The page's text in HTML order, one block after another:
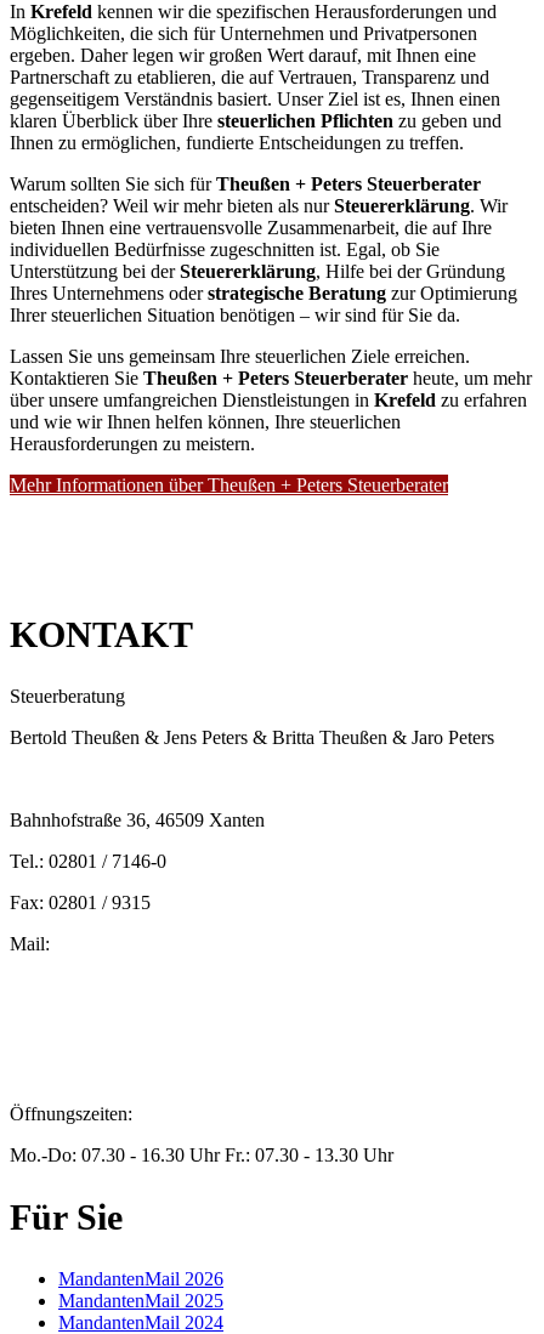
In Krefeld kennen wir die spezifischen Herausforderungen und
Möglichkeiten, die sich für Unternehmen und Privatpersonen
ergeben. Daher legen wir großen Wert darauf, mit Ihnen eine
Partnerschaft zu etablieren, die auf Vertrauen, Transparenz und
gegenseitigem Verständnis basiert. Unser Ziel ist es, Ihnen einen
klaren Überblick über Ihre steuerlichen Pflichten zu geben und
Ihnen zu ermöglichen, fundierte Entscheidungen zu treffen.
Warum sollten Sie sich fürTheußen + Peters Steuerberater
entscheiden? Weil wir mehr bieten als nurSteuererklärung. Wir
bieten Ihnen eine vertrauensvolle Zusammenarbeit, die auf Ihre
individuellen Bedürfnisse zugeschnitten ist. Egal, ob Sie
Unterstützung bei derSteuererklärung, Hilfe bei der Gründung
Ihres Unternehmens oderstrategische Beratung zur Optimierung
Ihrer steuerlichen Situation benötigen – wir sind für Sie da.
Lassen Sie uns gemeinsam Ihre steuerlichen Ziele erreichen.
Kontaktieren Sie Theußen + Peters Steuerberater heute, um mehr
über unsere umfangreichen Dienstleistungen in Krefeld zu erfahren
und wie wir Ihnen helfen können, Ihre steuerlichen
Herausforderungen zu meistern.
Mehr Informationen über Theußen + Peters Steuerberater
KONTAKT
Steuerberatung
Bertold Theußen & Jens Peters & Britta Theußen & Jaro Peters
Bahnhofstraße 36, 46509 Xanten
Tel.: 02801 / 7146-0
Fax: 02801 / 9315
Mail:
Öffnungszeiten:
Mo.-Do: 07.30 - 16.30 Uhr Fr.: 07.30 - 13.30 Uhr
Für Sie
MandantenMail 2026
MandantenMail 2025
MandantenMail 2024